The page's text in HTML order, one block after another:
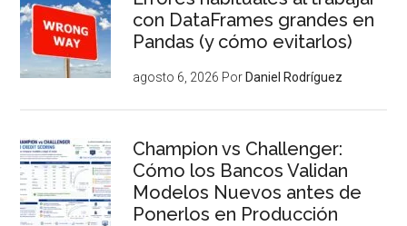
con DataFrames grandes en
Pandas (y cómo evitarlos)
agosto 6, 2026 Por Daniel Rodríguez
Champion vs Challenger:
Cómo los Bancos Validan
Modelos Nuevos antes de
Ponerlos en Producción